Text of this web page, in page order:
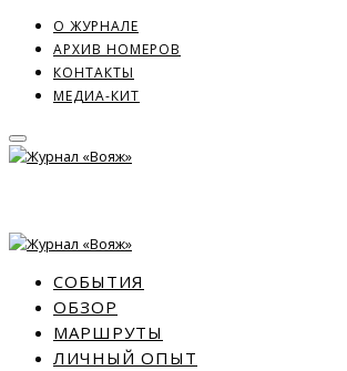
О ЖУРНАЛЕ
АРХИВ НОМЕРОВ
КОНТАКТЫ
МЕДИА-КИТ
СОБЫТИЯ
ОБЗОР
МАРШРУТЫ
ЛИЧНЫЙ ОПЫТ